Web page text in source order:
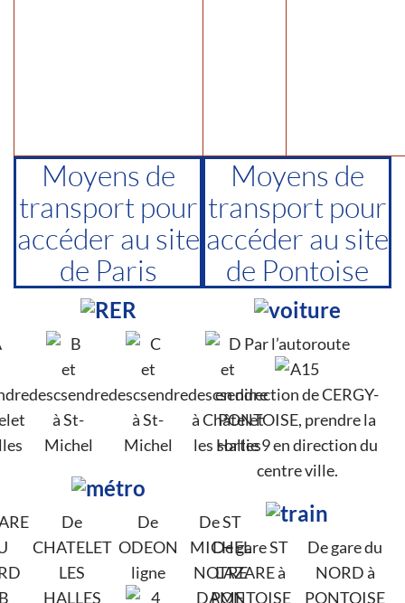
Moyens de
transport pour
accéder au site
de Paris
et
descsendre
à St-
Michel
et
descsendre
à St-
Michel
et
descsendre
à Châtelet
les Halles
De
CHATELET
LES
HALLES
De
ODEON
ligne
De ST
MICHEL
NOTRE
DAME
Moyens de
transport pour
accéder au site
de Pontoise
Par l’autoroute
en direction de CERGY-
PONTOISE, prendre la
sortie 9 en direction du
centre ville.
De gare ST
LAZARE à
PONTOISE
De gare du
NORD à
PONTOISE